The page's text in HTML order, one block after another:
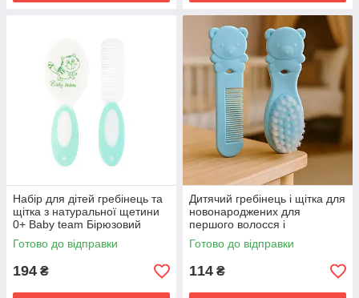
Набір для дітей гребінець та
щітка з натуральної щетини
0+ Baby team Бірюзовий
Готово до відправки
194 ₴
Дитячий гребінець і щітка для
новонароджених для
першого волосся і
вичісування себорейних
кірочок MegaZayka блакитний
Готово до відправки
114 ₴